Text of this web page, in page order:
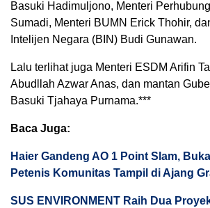
Basuki Hadimuljono, Menteri
Sumadi, Menteri BUMN Erick Thohir,
Intelijen Negara (BIN) Budi Gunawan.
Lalu terlihat juga Menteri ESDM Arifin
Abudllah Azwar Anas, dan mantan
Basuki Tjahaya Purnama.***
Baca Juga:
Haier Gandeng AO 1 Point Slam,
Petenis Komunitas Tampil di Ajang
SUS ENVIRONMENT Raih Dua